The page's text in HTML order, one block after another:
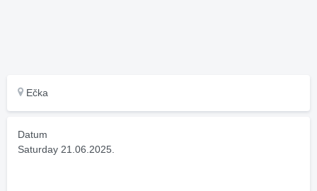
Ečka
Datum
Saturday 21.06.2025.